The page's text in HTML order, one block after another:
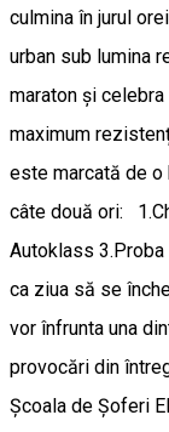
culmina în jurul
urban sub lumina
maraton și
maximum
este marcată de o
câte două ori:
Autoklass
ca ziua să se
vor înfrunta una
provocări din
Școala de Șoferi